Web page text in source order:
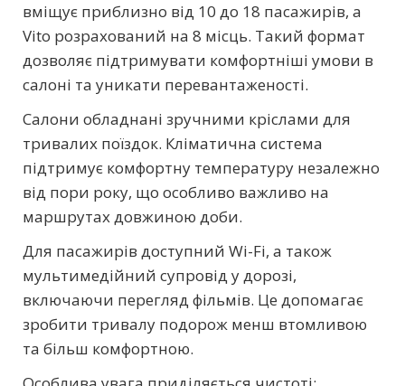
вміщує приблизно від 10 до 18 пасажирів, а
Vito розрахований на 8 місць. Такий формат
дозволяє підтримувати комфортніші умови в
салоні та уникати перевантаженості.
Салони обладнані зручними кріслами для
тривалих поїздок. Кліматична система
підтримує комфортну температуру незалежно
від пори року, що особливо важливо на
маршрутах довжиною доби.
Для пасажирів доступний Wi-Fi, а також
мультимедійний супровід у дорозі,
включаючи перегляд фільмів. Це допомагає
зробити тривалу подорож менш втомливою
та більш комфортною.